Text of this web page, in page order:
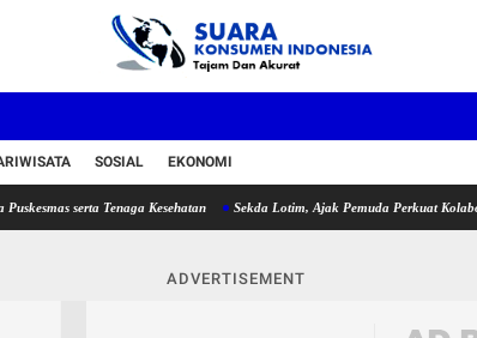
SOSIAL EKONOMI
serta Tenaga Kesehatan Sekda Lotim, Ajak Pemuda Perkuat Kolaborasi
ADVERTISEMENT